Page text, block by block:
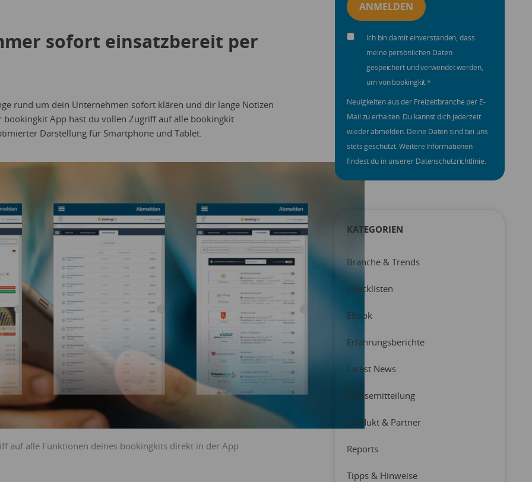
sofort einsatzbereit per
rund um dein Unternehmen sofort klären und dir lange Notizen
App hast du vollen Zugriff auf alle bookingkit
Darstellung für Smartphone und Tablet.
auf alle Funktionen deines bookingkits direkt in der App
Ich bin damit einverstanden, dass
meine persönlichen Daten
gespeichert und verwendet werden,
um von bookingkit.*
Neuigkeiten aus der Freizeitbranche per E-
Mail zu erhalten. Du kannst dich jederzeit
wieder abmelden. Deine Daten sind bei uns
stets geschützt. Weitere Informationen
findest du in unserer Datenschutzrichtlinie.
KATEGORIEN
Branche & Trends
Checklisten
Ebook
Erfahrungsberichte
Latest News
Pressemitteilung
Produkt & Partner
Reports
Tipps & Hinweise